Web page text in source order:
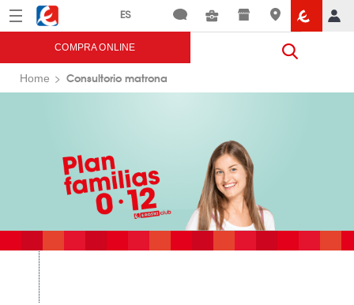
Menú Eroski
COMPRA ONLINE
Home Consultorio matrona